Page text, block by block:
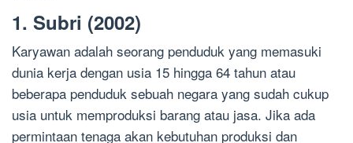
1. Subri (2002)
Karyawan adalah seorang penduduk yang memasuki
dunia kerja dengan usia 15 hingga 64 tahun atau
beberapa penduduk sebuah negara yang sudah cukup
usia untuk memproduksi barang atau jasa. Jika ada
permintaan tenaga akan kebutuhan produksi dan